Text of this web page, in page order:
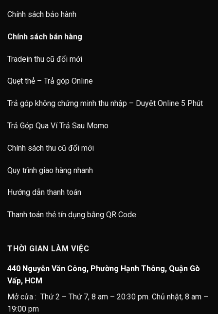
Chính sách bảo hành
Chính sách bán hàng
Tradein thu cũ đổi mới
Quẹt thẻ – Trả góp Online
Trả góp không chứng minh thu nhập – Duyêt Online 5 Phút
Trả Góp Qua Ví Trả Sau Momo
Chính sách thu cũ đổi mới
Quy trình giao hàng nhanh
Hướng dẫn thanh toán
Thanh toán thẻ tín dụng bằng QR Code
THỜI GIAN LÀM VIỆC
440 Nguyễn Văn Công, Phường Hạnh Thông, Quận Gò
Vấp, HCM
Mở cửa : Thứ 2 – Thứ 7, 8 am – 20:30 pm. Chủ nhật, 8 am –
19:00 pm